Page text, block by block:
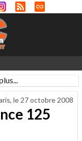
le 27 octobre 2008
125